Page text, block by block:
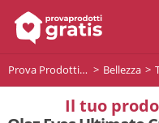
Prova Prodotti Gratis Bellezza
Il tuo